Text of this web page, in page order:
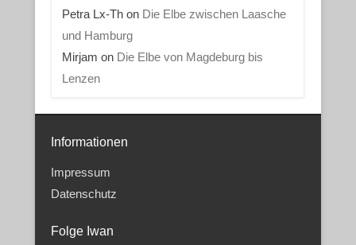
Petra Lx-Thon Die Elbe zwischen Laasche
und Hamburg
Mirjam on Die Elbe von Magdeburg bis
Lenzen
Informationen
Impressum
Datenschutz
Folge Iwan